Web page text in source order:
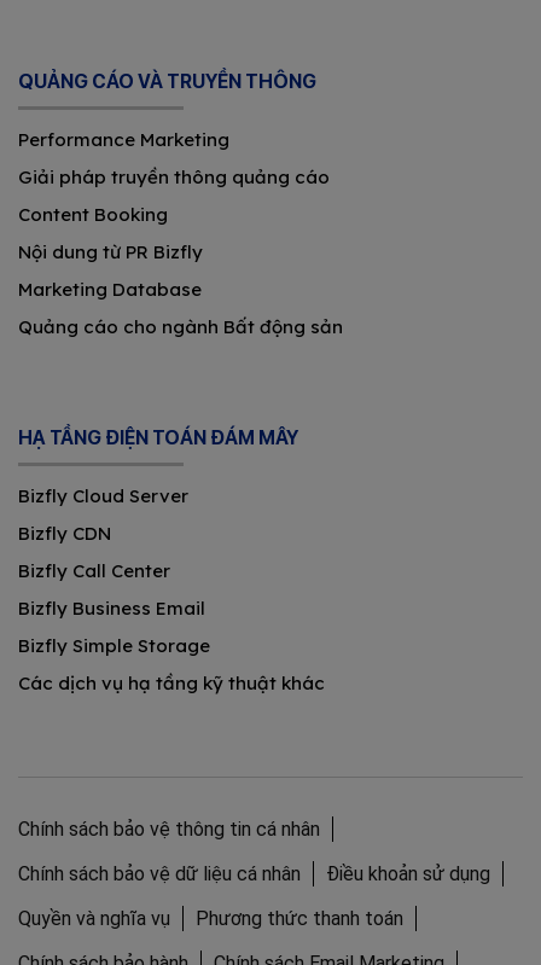
QUẢNG CÁO VÀ TRUYỀN THÔNG
Performance Marketing
Giải pháp truyền thông quảng cáo
Content Booking
Nội dung từ PR Bizfly
Marketing Database
Quảng cáo cho ngành Bất động sản
HẠ TẦNG ĐIỆN TOÁN ĐÁM MÂY
Bizfly Cloud Server
Bizfly CDN
Bizfly Call Center
Bizfly Business Email
Bizfly Simple Storage
Các dịch vụ hạ tầng kỹ thuật khác
Chính sách bảo vệ thông tin cá nhân
Chính sách bảo vệ dữ liệu cá nhân
Điều khoản sử dụng
Quyền và nghĩa vụ
Phương thức thanh toán